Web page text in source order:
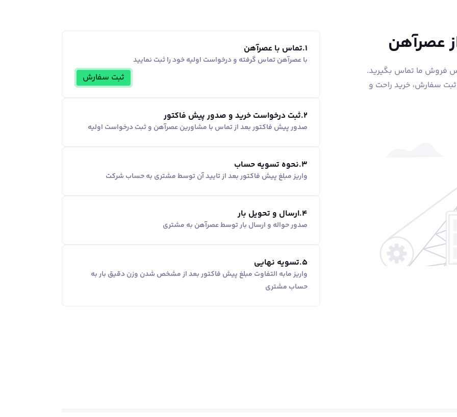
فروش ما تماس بگیرید.
سفارش، خرید راحت و
1
.تماس با عصرآهن
با عصرآهن تماس گرفته و درخواست اولیه خود را ثبت نمایید
ثبت سفارش
2
.ثبت درخواست خرید و صدور پیش فاکتور
صدور پیش فاکتور بعد از تماس با مشاورین عصر‌آهن و ثبت درخواست اولیه
3
.نحوه تسویه حساب
واریز مبلغ پیش فاکتور بعد از تایید آن توسط مشتری به حساب شرکت
4
.ارسال و تحویل بار
صدور حواله و ارسال بار توسط عصرآهن به مشتری
5
.تسویه نهایی
واریز مابه التفاوت مبلغ پیش فاکتور بعد از مشخص شدن وزن دقیق بار به
حساب مشتری